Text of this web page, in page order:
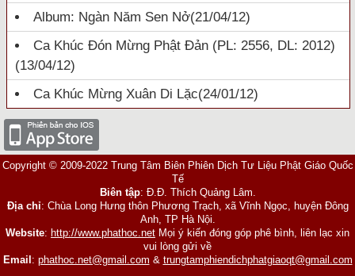
Album: Ngàn Năm Sen Nở(21/04/12)
Ca Khúc Đón Mừng Phật Đản (PL: 2556, DL: 2012)
(13/04/12)
Ca Khúc Mừng Xuân Di Lặc(24/01/12)
Copyright © 2009-2022 Trung Tâm Biên Phiên Dịch Tư Liệu Phật Giáo Quốc
Tế
Biên tập: Đ.Đ. Thích Quảng Lâm.
Địa chỉ: Chùa Long Hưng thôn Phương Trạch, xã Vĩnh Ngọc, huyện Đông
Anh, TP Hà Nội.
Website: http://www.phathoc.net Mọi ý kiến đóng góp phê bình, liên lạc xin
vui lòng gửi về
Email : phathoc.net@gmail.com & trungtamphiendichphatgiaoqt@gmail.com